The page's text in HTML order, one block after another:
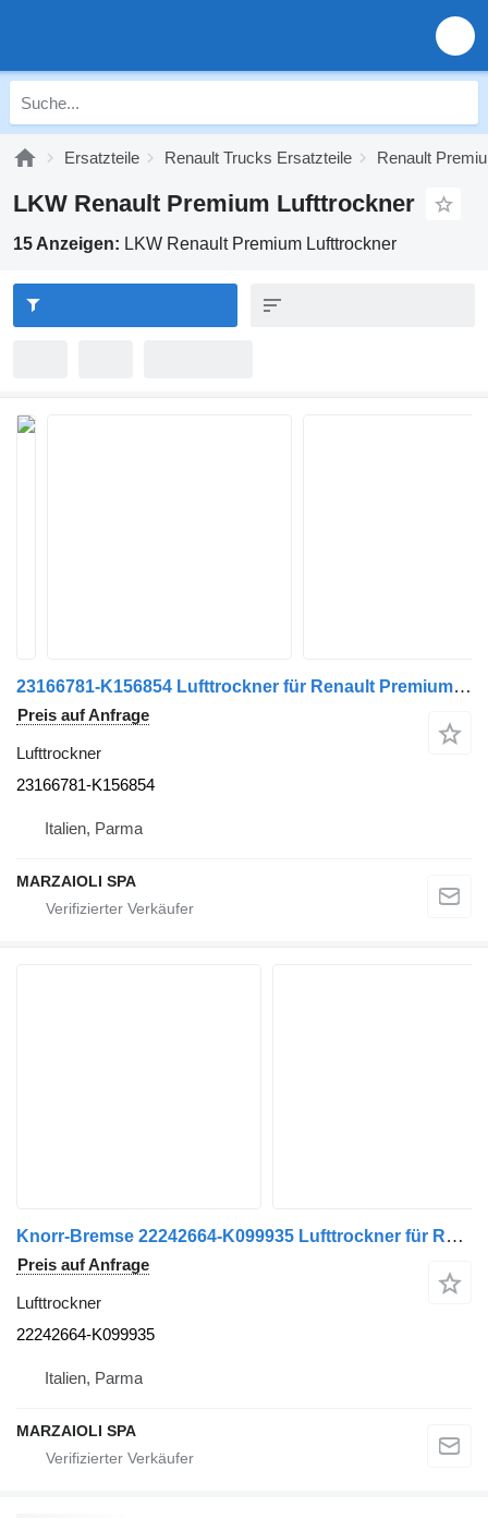
Ersatzteile Renault Trucks Ersatzteile Renault
LKW Renault Premium Lufttrockner
15 Anzeigen: LKW Renault Premium Lufttrockner
23166781-K156854 Lufttrockner für Renault Premium LKW
Preis auf Anfrage
Lufttrockner
23166781-K156854
Italien, Parma
MARZAIOLI SPA
Knorr-Bremse 22242664-K099935 Lufttrockner für Renault Premium LKW
Preis auf Anfrage
Lufttrockner
22242664-K099935
Italien, Parma
MARZAIOLI SPA